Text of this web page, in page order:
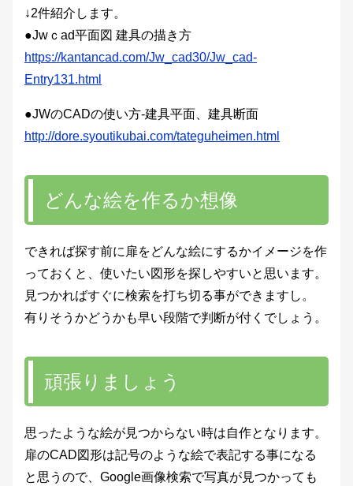
↓2件紹介します。
●Jwｃad平面図 建具の描き方
https://kantancad.com/Jw_cad30/Jw_cad-
Entry131.html
●JWのCADの使い方-建具平面、建具断面
http://dore.syoutikubai.com/tateguheimen.html
どんな絵を作るか想像
できれば探す前に扉をどんな絵にするかイメージを作
っておくと、使いたい図形を探しやすいと思います。
見つかればすぐに検索を打ち切る事ができますし。
有りそうかどうかも早い段階で判断が付くでしょう。
頑張りましょう
思ったような絵が見つからない時は自作となります。
扉のCAD図形は記号のような絵で表記する事になる
と思うので、Google画像検索で写真が見つかっても